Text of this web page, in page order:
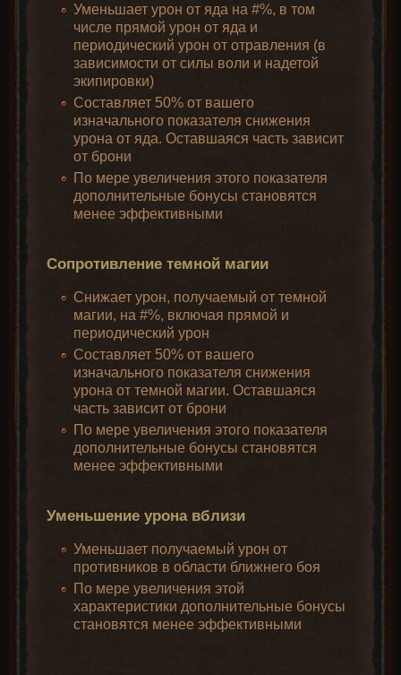
Уменьшает урон от яда на #%, в том
числе прямой урон от яда и
периодический урон от отравления (в
зависимости от силы воли и надетой
экипировки)
Составляет 50% от вашего
изначального показателя снижения
урона от яда. Оставшаяся часть зависит
от брони
По мере увеличения этого показателя
дополнительные бонусы становятся
менее эффективными
Сопротивление темной магии
Снижает урон, получаемый от темной
магии, на #%, включая прямой и
периодический урон
Составляет 50% от вашего
изначального показателя снижения
урона от темной магии. Оставшаяся
часть зависит от брони
По мере увеличения этого показателя
дополнительные бонусы становятся
менее эффективными
Уменьшение урона вблизи
Уменьшает получаемый урон от
противников в области ближнего боя
По мере увеличения этой
характеристики дополнительные бонусы
становятся менее эффективными